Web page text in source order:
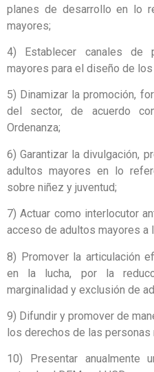
planes de desarrollo en lo
mayores;
4) Establecer canales de
mayores para el diseño de
5) Dinamizar la promoción,
del sector, de acuerdo
Ordenanza;
6) Garantizar la divulgación,
adultos mayores en lo
sobre niñez y juventud;
7) Actuar como interlocutor
acceso de adultos mayores
8) Promover la articulación
en la lucha, por la
marginalidad y exclusión de
9) Difundir y promover de
los derechos de las personas
10) Presentar